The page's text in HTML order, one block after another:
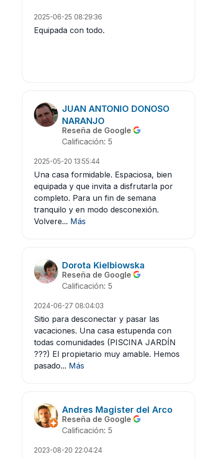
2025-06-25 08:29:36
Equipada con todo.
JUAN ANTONIO DONOSO
NARANJO
Reseña de Google
Calificación: 5
2025-05-20 13:55:44
Una casa formidable. Espaciosa, bien
equipada y que invita a disfrutarla por
completo. Para un fin de semana
tranquilo y en modo desconexión.
Volvere... Más
Dorota Kielbiowska
Reseña de Google
Calificación: 5
2024-06-27 08:04:03
Sitio para desconectar y pasar las
vacaciones. Una casa estupenda con
todas comunidades (PISCINA JARDÍN
???) El propietario muy amable. Hemos
pasado... Más
Andres Magister del Arco
Reseña de Google
Calificación: 5
2023-08-20 22:04:24